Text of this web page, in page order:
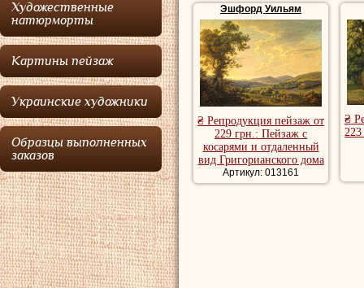
Художественные
натюрморты
Картины пейзаж
Украинские художники
Образцы выполненных
заказов
Эшфорд
1746 году,
приходской
что известно о
предполагается,
техническое
Эшфорд
возрасте
Эшфорд Уильям
₴ Репродукция пейзаж от
229 грн.: Пейзаж с
косарями и отдаленный
вид Григорианского дома
Артикул: 013161
₴